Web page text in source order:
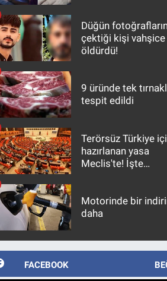
Düğün
çektiği kişi vahşice
öldürdü!
9 üründe tek
tespit edildi
Terörsüz Türkiye
hazırlanan yasa
Meclis'te! İşte
Motorinde bir
daha
FACEBOOK